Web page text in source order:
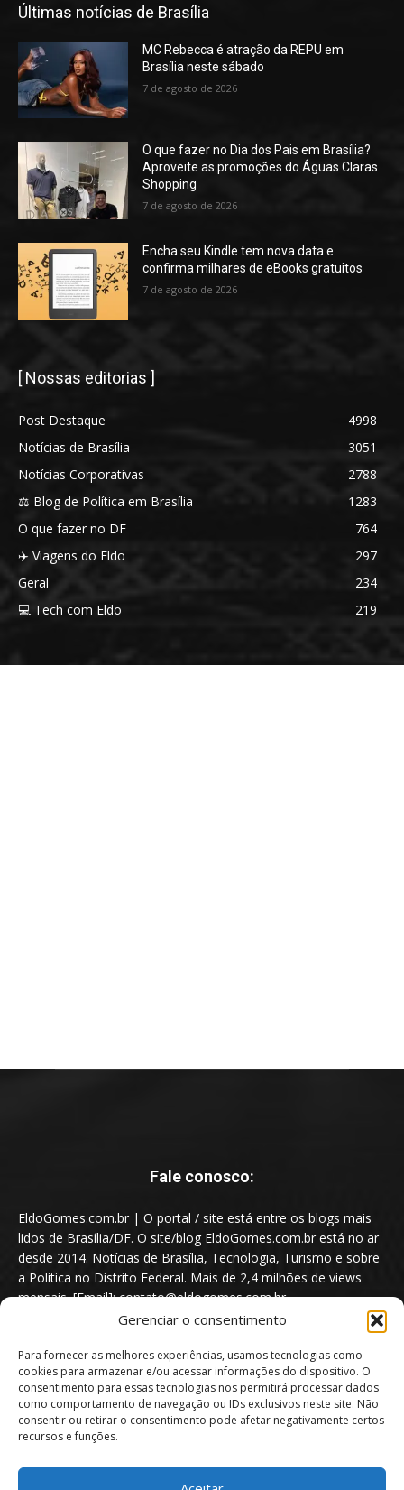
Gerenciar o consentimento
Para fornecer as melhores experiências, usamos tecnologias como
cookies para armazenar e/ou acessar informações do dispositivo. O
consentimento para essas tecnologias nos permitirá processar dados
como comportamento de navegação ou IDs exclusivos neste site. Não
consentir ou retirar o consentimento pode afetar negativamente certos
recursos e funções.
Últimas notícias de Brasília
MC Rebecca é atração da REPU em
Brasília neste sábado
7 de agosto de 2026
O que fazer no Dia dos Pais em Brasília?
Aproveite as promoções do Águas Claras
Shopping
7 de agosto de 2026
Encha seu Kindle tem nova data e
confirma milhares de eBooks gratuitos
7 de agosto de 2026
[ Nossas editorias ]
Post Destaque
4998
Notícias de Brasília
3051
Notícias Corporativas
2788
⚖️ Blog de Política em Brasília
1283
O que fazer no DF
764
✈️ Viagens do Eldo
297
Geral
234
💻 Tech com Eldo
219
Fale conosco:
EldoGomes.com.br | O portal / site está entre os blogs mais
lidos de Brasília/DF. O site/blog EldoGomes.com.br está no ar
desde 2014. Notícias de Brasília, Tecnologia, Turismo e sobre
a Política no Distrito Federal. Mais de 2,4 milhões de views
mensais. [Email]: contato@eldogomes.com.br